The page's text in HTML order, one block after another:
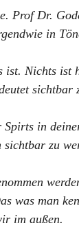
Prof Dr.
in
ist. Nichts ist
sichtbar
Spirts in
sichtbar zu
was man
im außen.